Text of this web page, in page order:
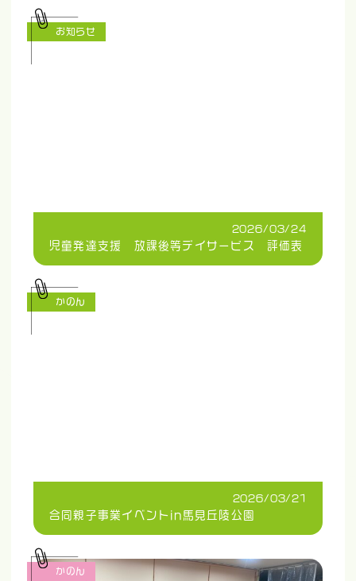
2026/03/24
児童発達支援 放課後等デイサービス 評価表
お知らせ
2026/03/21
合同親子事業イベントin馬見丘陵公園
かのん
かのん